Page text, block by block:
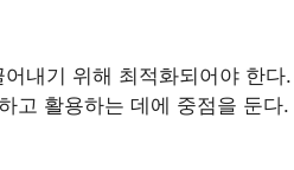
내기 위해 최적화되어야 한
고 활용하는 데에 중점을 둔